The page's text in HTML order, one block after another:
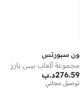
ون سبورتس
مجموعة ألعاب بيبي بارز
د.ب276.59
توصيل مجاني